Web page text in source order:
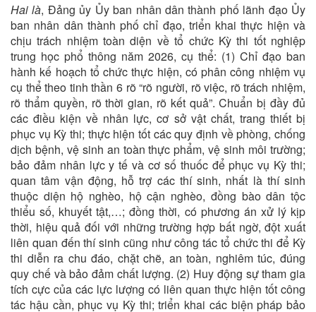
Hai là, Đảng ủy Ủy ban nhân dân thành phố lãnh đạo Ủy
ban nhân dân thành phố chỉ đạo, triển khai thực hiện và
chịu trách nhiệm toàn diện về tổ chức Kỳ thi tốt nghiệp
trung học phổ thông năm 2026, cụ thể: (1) Chỉ đạo ban
hành kế hoạch tổ chức thực hiện, có phân công nhiệm vụ
cụ thể theo tinh thần 6 rõ “rõ người, rõ việc, rõ trách nhiệm,
rõ thẩm quyền, rõ thời gian, rõ kết quả”. Chuẩn bị đầy đủ
các điều kiện về nhân lực, cơ sở vật chất, trang thiết bị
phục vụ Kỳ thi; thực hiện tốt các quy định về phòng, chống
dịch bệnh, vệ sinh an toàn thực phẩm, vệ sinh môi trường;
bảo đảm nhân lực y tế và cơ số thuốc để phục vụ Kỳ thi;
quan tâm vận động, hỗ trợ các thí sinh, nhất là thí sinh
thuộc diện hộ nghèo, hộ cận nghèo, đồng bào dân tộc
thiểu số, khuyết tật,…; đồng thời, có phương án xử lý kịp
thời, hiệu quả đối với những trường hợp bất ngờ, đột xuất
liên quan đến thí sinh cũng như công tác tổ chức thi để Kỳ
thi diễn ra chu đáo, chặt chẽ, an toàn, nghiêm túc, đúng
quy chế và bảo đảm chất lượng. (2) Huy động sự tham gia
tích cực của các lực lượng có liên quan thực hiện tốt công
tác hậu cần, phục vụ Kỳ thi; triển khai các biện pháp bảo